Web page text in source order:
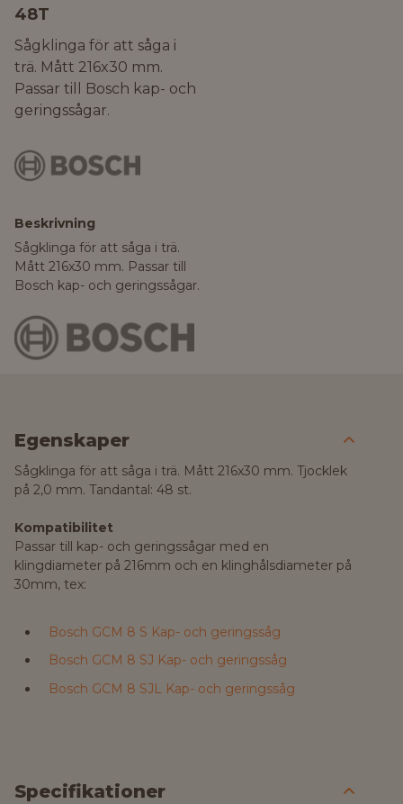
48T
Sågklinga för att såga i
trä. Mått 216x30 mm.
Passar till Bosch kap- och
geringssågar.
Beskrivning
Sågklinga för att såga i trä.
Mått 216x30 mm. Passar till
Bosch kap- och geringssågar.
Egenskaper
Sågklinga för att såga i trä. Mått 216x30 mm. Tjocklek
på 2,0 mm. Tandantal: 48 st.
Kompatibilitet
Passar till kap- och geringssågar med en
klingdiameter på 216mm och en klinghålsdiameter på
30mm, tex:
Bosch GCM 8 S Kap- och geringssåg
Bosch GCM 8 SJ Kap- och geringssåg
Bosch GCM 8 SJL Kap- och geringssåg
Specifikationer